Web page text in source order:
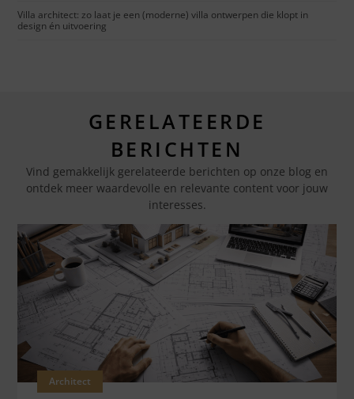
Villa architect: zo laat je een (moderne) villa ontwerpen die klopt in
design én uitvoering
GERELATEERDE
BERICHTEN
Vind gemakkelijk gerelateerde berichten op onze blog en
ontdek meer waardevolle en relevante content voor jouw
interesses.
Architect